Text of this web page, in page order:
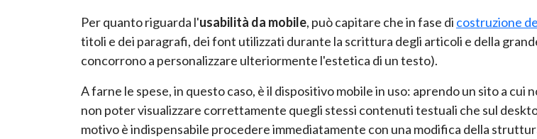
Per quanto riguarda l'usabilità da mobile, può capitare che in fase di costruzione
titoli e dei paragrafi, dei font utilizzati durante la scrittura degli articoli e della
concorrono a personalizzare ulteriormente l'estetica di un testo).
A farne le spese, in questo caso, è il dispositivo mobile in uso: aprendo un sito a
non poter visualizzare correttamente quegli stessi contenuti testuali che sul
motivo è indispensabile procedere immediatamente con una modifica della